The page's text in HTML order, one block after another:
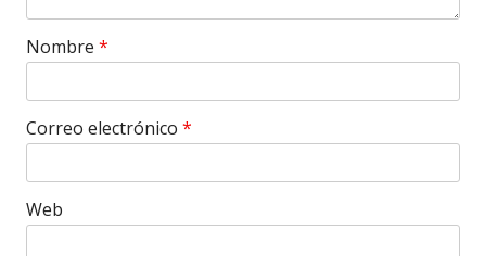
Nombre *
Correo electrónico *
Web